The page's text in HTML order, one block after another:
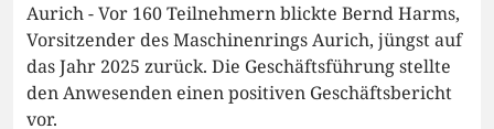
Aurich - Vor 160 Teilnehmern blickte Bernd Harms,
Vorsitzender des Maschinenrings Aurich, jüngst auf
das Jahr 2025 zurück. Die Geschäftsführung stellte
den Anwesenden einen positiven Geschäftsbericht
vor.